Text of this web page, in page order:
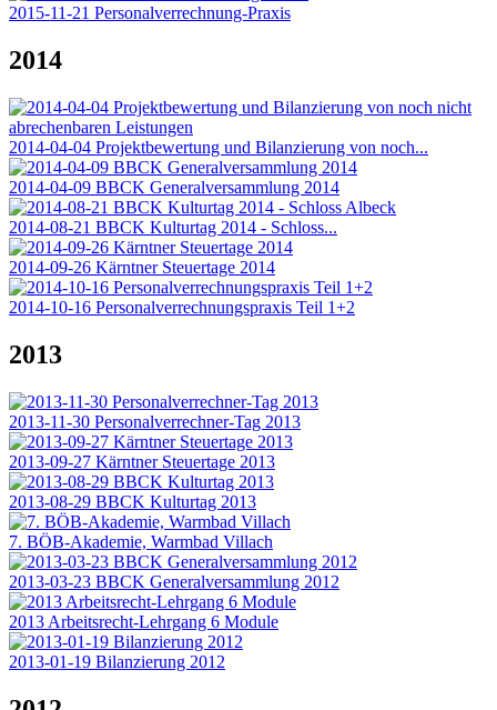
2015-11-21 Personalverrechnung-Praxis
2014
2014-04-04 Projektbewertung und Bilanzierung von noch...
2014-04-09 BBCK Generalversammlung 2014
2014-08-21 BBCK Kulturtag 2014 - Schloss...
2014-09-26 Kärntner Steuertage 2014
2014-10-16 Personalverrechnungspraxis Teil 1+2
2013
2013-11-30 Personalverrechner-Tag 2013
2013-09-27 Kärntner Steuertage 2013
2013-08-29 BBCK Kulturtag 2013
7. BÖB-Akademie, Warmbad Villach
2013-03-23 BBCK Generalversammlung 2012
2013 Arbeitsrecht-Lehrgang 6 Module
2013-01-19 Bilanzierung 2012